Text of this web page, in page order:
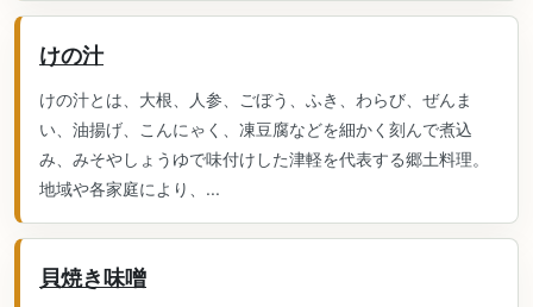
けの汁
けの汁とは、大根、人参、ごぼう、ふき、わらび、ぜんま
い、油揚げ、こんにゃく、凍豆腐などを細かく刻んで煮込
み、みそやしょうゆで味付けした津軽を代表する郷土料理。
地域や各家庭により、...
貝焼き味噌